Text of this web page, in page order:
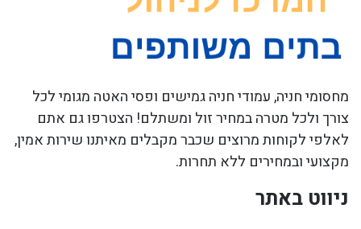
מחסומי חניה, עמודי חניה גמישים ופסי האטה מגומי לכל
צורך ולכל מטרה במחיר זול ומשתלם! הצטרפו גם אתם
לאלפי לקוחות מרוצים שכבר מקבלים מאיתנו שירות אמין,
מקצועי ובמחירים ללא תחרות.
ניווט באתר